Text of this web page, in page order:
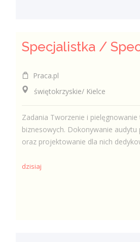
Praca.pl
świętokrzyskie/ Kielce
Zadania Tworzenie i pielęgnowanie
biznesowych. Dokonywanie
oraz projektowanie dla nich
dzisiaj